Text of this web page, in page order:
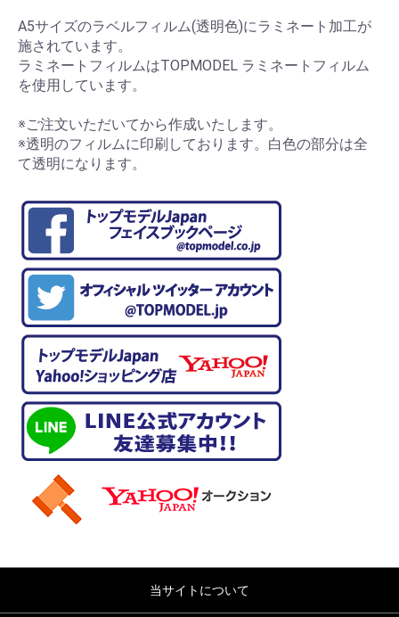
A5サイズのラベルフィルム(透明色)にラミネート加工が
施されています。
ラミネートフィルムはTOPMODEL ラミネートフィルム
を使用しています。
※ご注文いただいてから作成いたします。
※透明のフィルムに印刷しております。白色の部分は全
て透明になります。
当サイトについて